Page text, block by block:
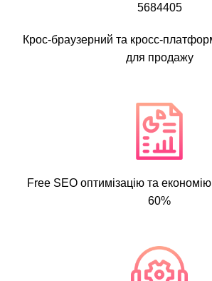
Крос-браузерний та кросс-
для продажу
Free SEO оптимізацію та
60%